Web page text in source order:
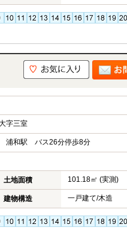
字三室
浦和駅 バス26分停歩8分
土地面積 101.18㎡ (実測)
建物構造 一戸建て/木造